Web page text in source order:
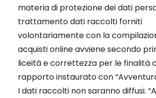
materia di protezione dei dati
trattamento dati raccolti forniti
volontariamente con la
acquisti online avviene secondo
liceità e correttezza per le finalità
rapporto instaurato con
I dati raccolti non saranno diffusi.